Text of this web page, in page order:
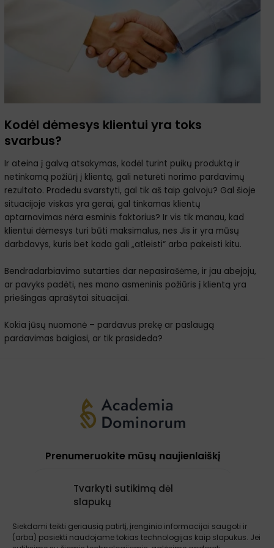
Tvarkyti sutikimą dėl
slapukų
Siekdami teikti geriausią patirtį, įrenginio informacijai saugoti ir
(arba) pasiekti naudojame tokias technologijas kaip slapukus. Jei
Kodėl dėmesys klientui yra toks
svarbus?
Ir ateina į galvą atsakymas, kodėl turint puikų produktą ir
netinkamą požiūrį į klientą, gali neturėti norimo pardavimų
rezultato. Pradedu svarstyti, gal tik aš taip galvoju? Gal šioje
situacijoje viskas yra gerai, gal tinkamas klientų
aptarnavimas nėra esminis faktorius? Ir vis tik manau, kad
klientui dėmesys turi būti maksimalus, nes Jis ir yra mūsų
darbdavys, kuris bet kada gali „atleisti“ arba pakeisti kitu.
Bendradarbiavimo sutarties dar nepasirašėme, ir jau abejoju,
ar pavyks padėti, nes mano asmeninis požiūris į klientą yra
priešingas aprašytai situacijai.
Kokia jūsų nuomonė – pardavus prekę ar paslaugą
pardavimas baigiasi, ar tik prasideda?
Prenumeruokite mūsų naujienlaiškį